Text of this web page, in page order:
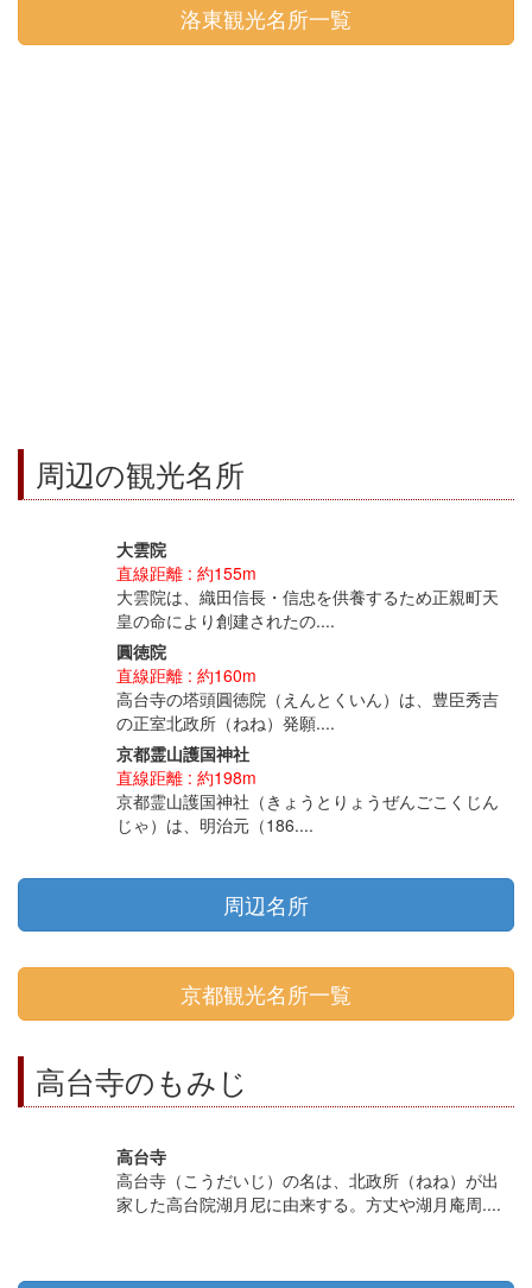
洛東観光名所一覧
周辺の観光名所
大雲院
直線距離 : 約155m
大雲院は、織田信長・信忠を供養するため正親町天
皇の命により創建されたの....
圓徳院
直線距離 : 約160m
高台寺の塔頭圓徳院（えんとくいん）は、豊臣秀吉
の正室北政所（ねね）発願....
京都霊山護国神社
直線距離 : 約198m
京都霊山護国神社（きょうとりょうぜんごこくじん
じゃ）は、明治元（186....
周辺名所
京都観光名所一覧
高台寺のもみじ
高台寺
高台寺（こうだいじ）の名は、北政所（ねね）が出
家した高台院湖月尼に由来する。方丈や湖月庵周....